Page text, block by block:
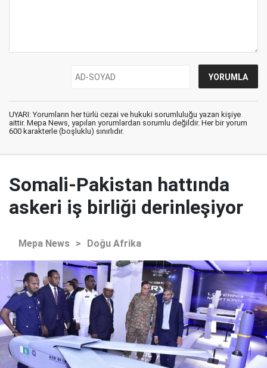
UYARI: Yorumların her türlü cezai ve hukuki sorumluluğu yazan kişiye
aittir. Mepa News, yapılan yorumlardan sorumlu değildir. Her bir yorum
600 karakterle (boşluklu) sınırlıdır.
Somali-Pakistan hattında
askeri iş birliği derinleşiyor
Mepa News > Doğu Afrika